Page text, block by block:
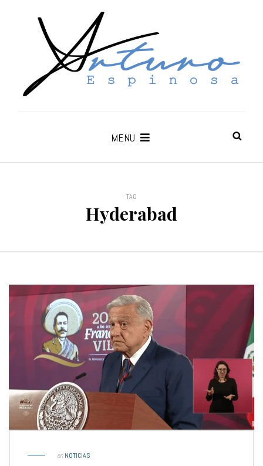
MENU
TAG
Hyderabad
enNOTICIAS